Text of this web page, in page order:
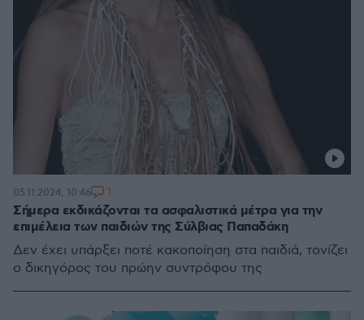
Σήμερα εκδικάζονται τα ασφαλιστικά μέτρα για την
επιμέλεια των παιδιών της Σύλβιας Παπαδάκη
Δεν έχει υπάρξει ποτέ κακοποίηση στα παιδιά, τονίζει
ο δικηγόρος του πρώην συντρόφου της
05.11.2024, 10:46 1